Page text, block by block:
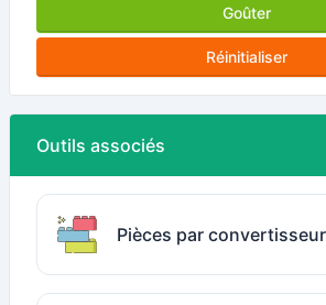
Goûter
Réinitialiser
Outils associés
Pièces par convertisseur